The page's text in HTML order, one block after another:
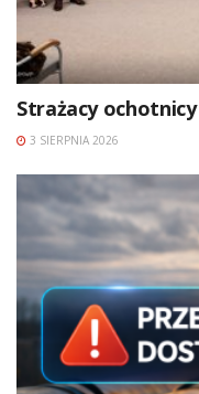
Strażacy
3 SIERPNIA 2026